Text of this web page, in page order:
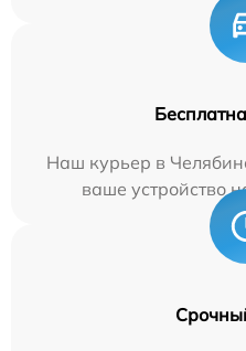
Наш курьер в
ваше устройство